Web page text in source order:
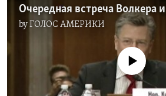
byГОЛОС АМЕРИКИ
No media source